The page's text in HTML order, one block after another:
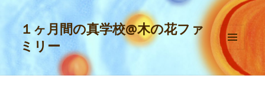
１ヶ月間の真学校@木の花ファ
ミリー
メニュ
ーとウ
ィジェ